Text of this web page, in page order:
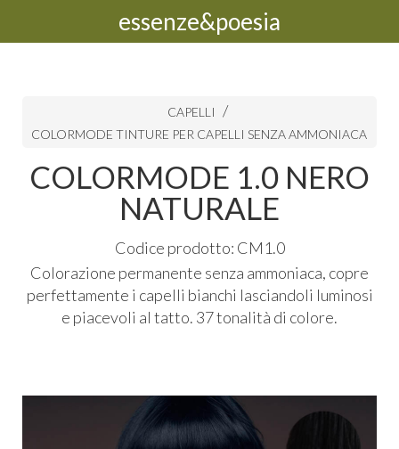
essenze&poesia
CAPELLI
COLORMODE TINTURE PER CAPELLI SENZA AMMONIACA
COLORMODE 1.0 NERO
NATURALE
Codice prodotto: CM1.0
Colorazione permanente senza ammoniaca, copre
perfettamente i capelli bianchi lasciandoli luminosi
e piacevoli al tatto. 37 tonalità di colore.